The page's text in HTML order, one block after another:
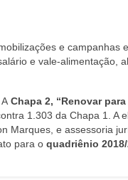
e campanhas
e vale-alimentação,
Chapa 2, “Renovar para
1.303 da Chapa 1. A
Marques, e assessoria
para o quadriênio